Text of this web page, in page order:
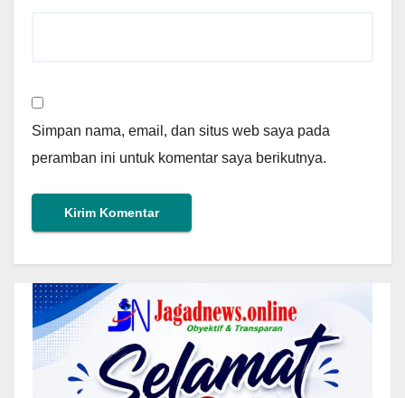
Simpan nama, email, dan situs web saya pada
peramban ini untuk komentar saya berikutnya.